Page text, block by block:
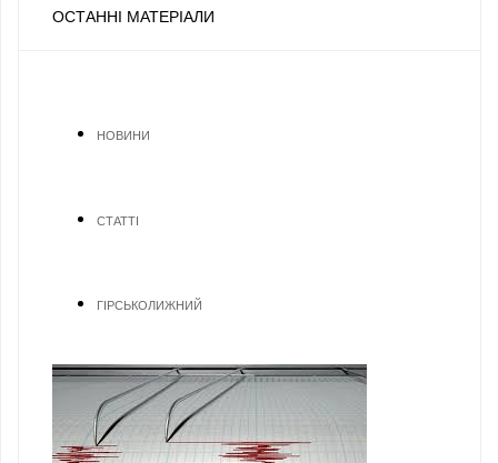
ОСТАННІ МАТЕРІАЛИ
НОВИНИ
СТАТТІ
ГІРСЬКОЛИЖНИЙ